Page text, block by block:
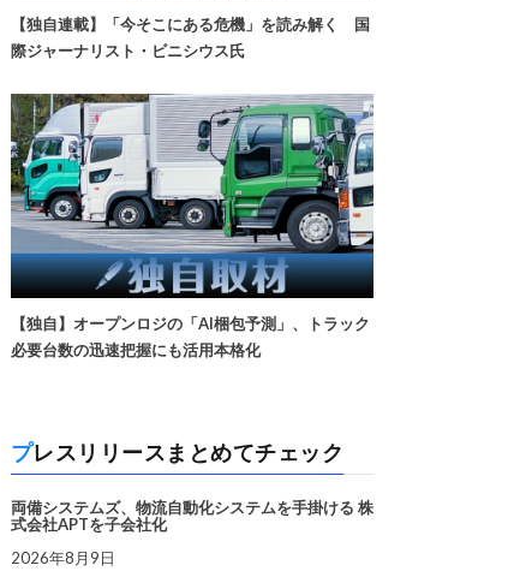
【独自連載】「今そこにある危機」を読み解く 国
際ジャーナリスト・ビニシウス氏
【独自】オープンロジの「AI梱包予測」、トラック
必要台数の迅速把握にも活用本格化
プレスリリースまとめてチェック
両備システムズ、物流自動化システムを手掛ける 株
式会社APTを子会社化
2026年8月9日